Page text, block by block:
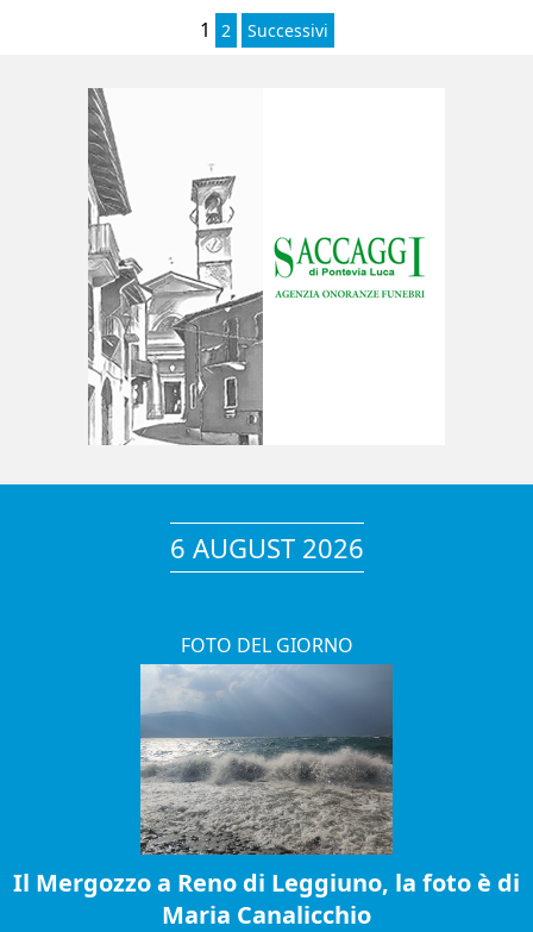
1 2 Successivi
6 AUGUST 2026
FOTO DEL GIORNO
Il Mergozzo a Reno di Leggiuno, la foto è di
Maria Canalicchio